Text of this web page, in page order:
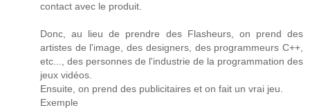
contact avec le produit.
Donc, au lieu de prendre des Flasheurs, on prend des
artistes de l'image, des designers, des programmeurs C++,
etc..., des personnes de l'industrie de la programmation des
jeux vidéos.
Ensuite, on prend des publicitaires et on fait un vrai jeu.
Exemple